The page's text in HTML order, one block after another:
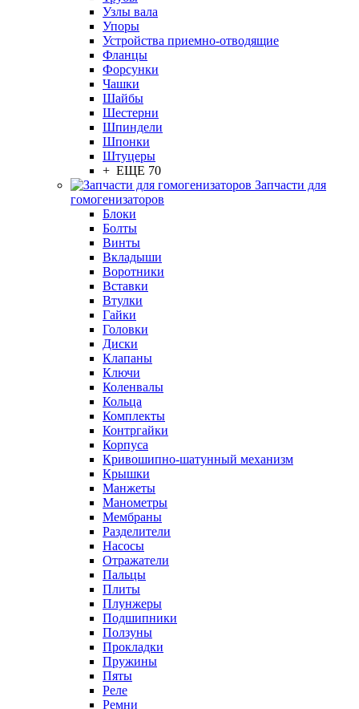
Узлы вала
Упоры
Устройства приемно-отводящие
Фланцы
Форсунки
Чашки
Шайбы
Шестерни
Шпиндели
Шпонки
Штуцеры
+ ЕЩЕ 70
Запчасти для
гомогенизаторов
Блоки
Болты
Винты
Вкладыши
Воротники
Вставки
Втулки
Гайки
Головки
Диски
Клапаны
Ключи
Коленвалы
Кольца
Комплекты
Контргайки
Корпуса
Кривошипно-шатунный механизм
Крышки
Манжеты
Манометры
Мембраны
Разделители
Насосы
Отражатели
Пальцы
Плиты
Плунжеры
Подшипники
Ползуны
Прокладки
Пружины
Пяты
Реле
Ремни